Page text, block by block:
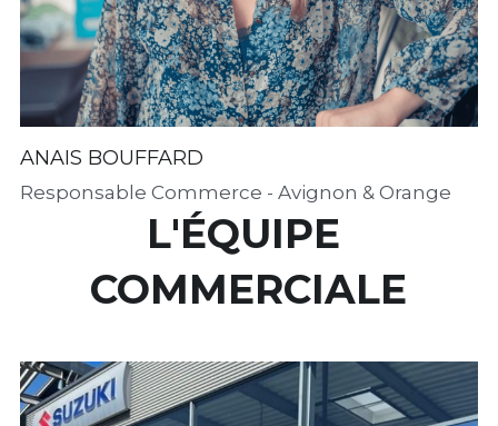
ANAIS BOUFFARD
Responsable Commerce - Avignon & Orange
L'ÉQUIPE
COMMERCIALE